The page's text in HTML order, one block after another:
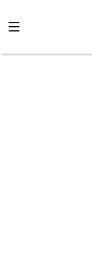
to
content